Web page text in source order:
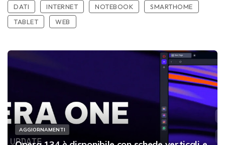
DATI INTERNET NOTEBOOK
SMARTHOME
TABLET
WEB
AGGIORNAMENTI